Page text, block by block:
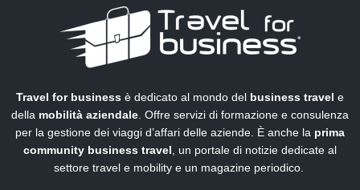
Travel for business è dedicato al mondo del business travel e
della mobilità aziendale . Offre servizi di formazione e consulenza
per la gestione dei viaggi d’affari delle aziende. È anche la prima
community business travel , un portale di notizie dedicate al
settore travel e mobility e un magazine periodico.